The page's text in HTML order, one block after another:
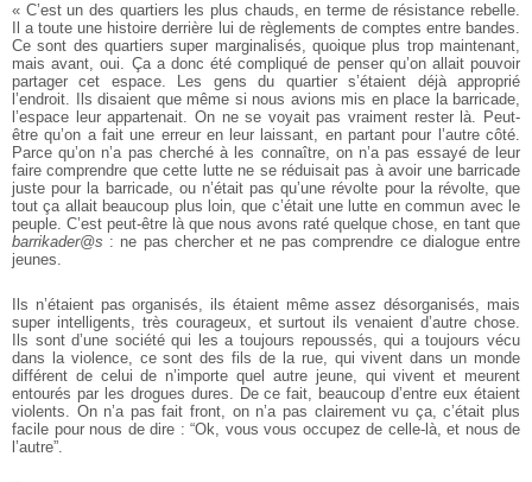
« C’est un des quartiers les plus chauds, en terme de résistance rebelle.
Il atoute une histoire derrière lui de règlements de comptes entre bandes.
Ce sont des quartiers super marginalisés, quoique plus trop maintenant,
mais avant, oui. Ça a donc été compliqué de penser qu’on allait pouvoir
partager cet espace. Les gens du quartier s’étaient déjà approprié
l’endroit. Ils disaient que même si nous avions mis en place la barricade,
l’espace leur appartenait. On ne se voyaitpas vraiment rester là. Peut-
être qu’on a fait une erreur en leur laissant, en partant pour l’autre côté.
Parce qu’on n’a pas cherché à les connaître, on n’a pas essayéde leur
faire comprendre que cette lutte ne se réduisait pas à avoir une barricade
juste pour la barricade, ou n’était pas qu’une révolte pour la révolte, que
tout çaallait beaucoup plus loin, que c’était une lutte en commun avec le
peuple. C’est peut-être là que nous avons raté quelque chose, en tant que
barrikader@s : ne pas chercher et ne pas comprendre ce dialogue entre
jeunes.
Ils n’étaient pas organisés, ils étaient même assez désorganisés, mais
super intelligents, très courageux, et surtout ils venaient d’autre chose.
Ils sont d’une société qui les a toujours repoussés, qui a toujours vécu
dans la violence, cesont des fils de la rue, qui vivent dans un monde
différent de celui de n’importe quel autre jeune, qui vivent et meurent
entourés par les drogues dures. De ce fait, beaucoup d’entre eux étaient
violents. On n’a pas fait front, on n’a pas clairement vu ça, c’était plus
facile pour nous de dire : “Ok, vous vous occupez de celle-là, et nous de
l’autre”.